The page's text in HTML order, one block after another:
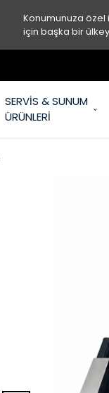
Konumunuza özel
için başka bir
SERVİS & SUNUM
ÜRÜNLERİ